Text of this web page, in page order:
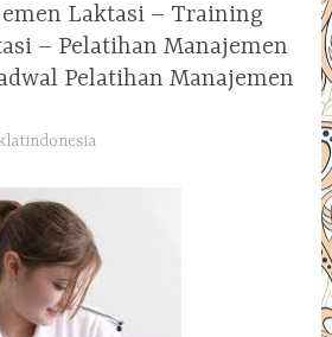
Laktasi – Training
– Pelatihan Manajemen
Pelatihan Manajemen